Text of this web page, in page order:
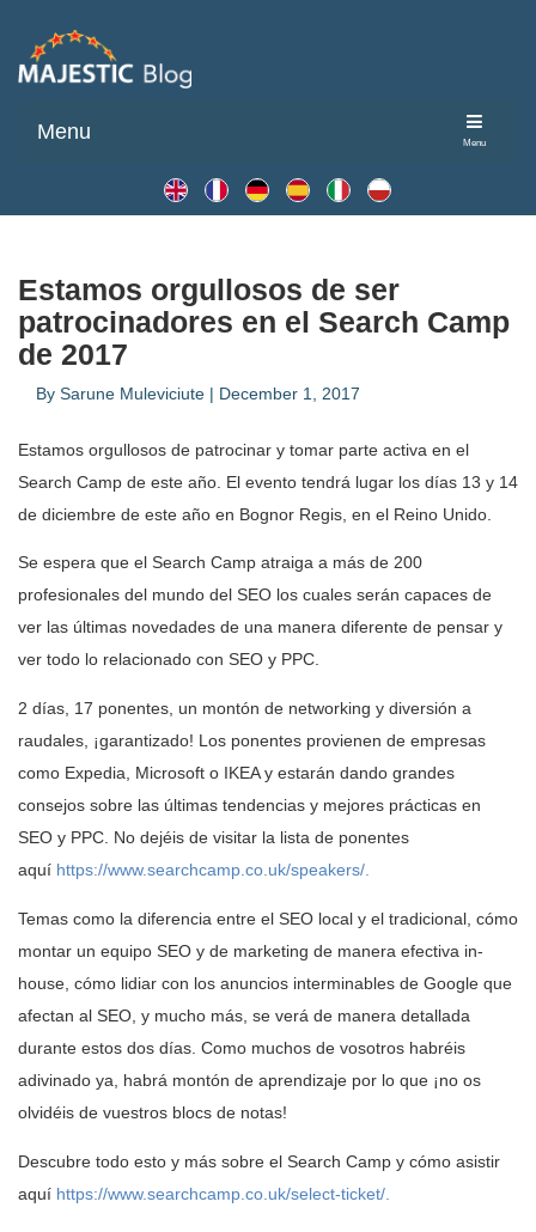
Menu
Menu
Estamos orgullosos de ser
patrocinadores en el Search Camp
de 2017
By Sarune Muleviciute | December 1, 2017
Estamos orgullosos de patrocinar y tomar parte activa en el
Search Camp de este año. El evento tendrá lugar los días 13 y 14
de diciembre de este año en Bognor Regis, en el Reino Unido.
Se espera que el Search Camp atraiga a más de 200
profesionales del mundo del SEO los cuales serán capaces de
ver las últimas novedades de una manera diferente de pensar y
ver todo lo relacionado con SEO y PPC.
2 días, 17 ponentes, un montón de networking y diversión a
raudales, ¡garantizado! Los ponentes provienen de empresas
como Expedia, Microsoft o IKEA y estarán dando grandes
consejos sobre las últimas tendencias y mejores prácticas en
SEO y PPC. No dejéis de visitar la lista de ponentes
aquí https://www.searchcamp.co.uk/speakers/.
Temas como la diferencia entre el SEO local y el tradicional, cómo
montar un equipo SEO y de marketing de manera efectiva in-
house, cómo lidiar con los anuncios interminables de Google que
afectan al SEO, y mucho más, se verá de manera detallada
durante estos dos días. Como muchos de vosotros habréis
adivinado ya, habrá montón de aprendizaje por lo que ¡no os
olvidéis de vuestros blocs de notas!
Descubre todo esto y más sobre el Search Camp y cómo asistir
aquí https://www.searchcamp.co.uk/select-ticket/.